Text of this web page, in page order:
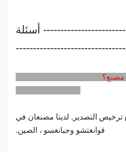
أسئلة
التصدير. لدينا مصنعان في
قوانغتشو وجيانغسو ، الصين.